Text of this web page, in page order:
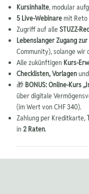
Kursinhalte, modular
5 Live-Webinaremit Reto
Zugriff auf alle STUZZ-
Lebenslanger Zugang zur
Community), solange wir
Alle zukünftigen Kurs-
Checklisten, Vorlagen
🎁 BONUS: Online-Kurs
über digitale
(im Wert von CHF 340).
Zahlung per Kreditkarte,
in 2 Raten.